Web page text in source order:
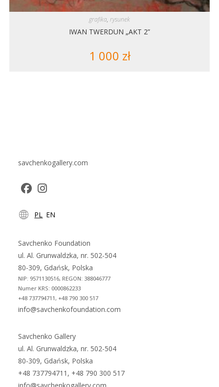
grafika, rysunek
IWAN TWERDUN „AKT 2”
1 000 zł
savchenkogallery.com
in
new
tab
in
new
tab
PL EN
Savchenko Foundation
ul. Al. Grunwaldzka, nr. 502-504
80-309, Gdańsk, Polska
NIP: 9571130516, REGON: 388046777
Numer KRS: 0000862233
+48 737794711, +48 790 300 517
info@savchenkofoundation.com
Savchenko Gallery
ul. Al. Grunwaldzka, nr. 502-504
80-309, Gdańsk, Polska
+48 737794711, +48 790 300 517